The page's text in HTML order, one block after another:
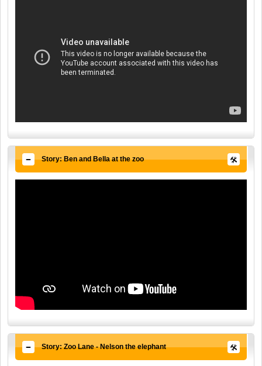
Story: Ben and Bella at the zoo
Story: Zoo Lane - Nelson the elephant